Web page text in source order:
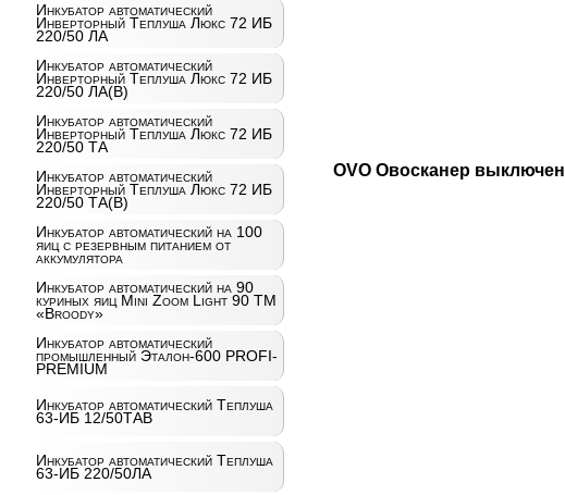
Инкубатор автоматический
Инверторный Теплуша Люкс 72 ИБ
220/50 ЛА
Инкубатор автоматический
Инверторный Теплуша Люкс 72 ИБ
220/50 ЛА(В)
Инкубатор автоматический
Инверторный Теплуша Люкс 72 ИБ
220/50 ТА
Инкубатор автоматический
Инверторный Теплуша Люкс 72 ИБ
220/50 ТА(В)
Инкубатор автоматический на 100
яиц c резервным питанием от
аккумулятора
Инкубатор автоматический на 90
куриных яиц Mini Zoom Light 90 ТМ
«Broody»
Инкубатор автоматический
промышленный Эталон-600 PROFI-
PREMIUM
Инкубатор автоматический Теплуша
63-ИБ 12/50ТАВ
Инкубатор автоматический Теплуша
63-ИБ 220/50ЛА
OVO Овосканер выключен